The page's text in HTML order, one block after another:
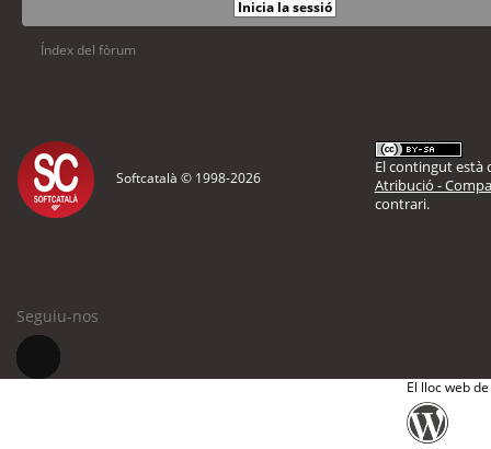
Índex del fòrum
Softcatalà © 1998-2026
El contingut està
Atribució -
contrari.
Seguiu-nos
El lloc web